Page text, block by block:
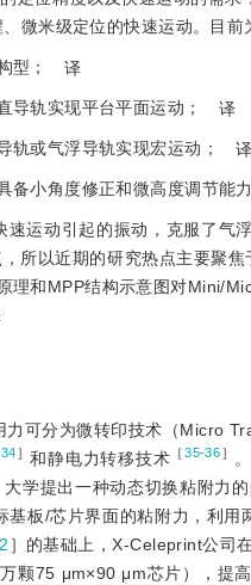
微米级定位的快速运动。目前
型； 译
导轨实现平台平面运动； 译
轨或气浮导轨实现宏运动； 译
备小角度修正和微高度调节能
运动引起的振动，克服了气
所以近期的研究热点主要聚
理和MPP结构示意图对Mini/
可分为微转印技术（Micro
］和静电力转移技术 ［35-36］
学提出一种动态切换粘附力
板/芯片界面的粘附力，利
］的基础上，X-Celeprint公司
颗75 μm×90 μm芯片），提